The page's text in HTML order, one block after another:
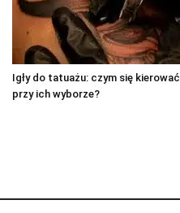
Igły do tatuażu: czym się kierować
przy ich wyborze?